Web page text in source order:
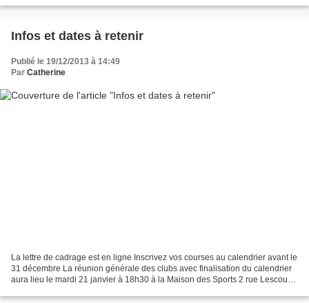
Infos et dates à retenir
Publié le 19/12/2013 à 14:49
Par Catherine
La lettre de cadrage est en ligne Inscrivez vos courses au calendrier avant le
31 décembre La réunion générale des clubs avec finalisation du calendrier
aura lieu le mardi 21 janvier à 18h30 à la Maison des Sports 2 rue Lescouvé